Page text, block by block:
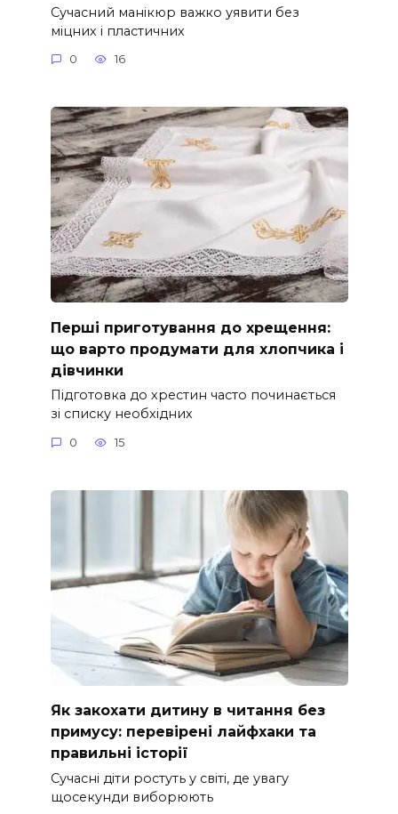
Сучасний манікюр важко уявити без
міцних і пластичних
0 16
Перші приготування до хрещення:
що варто продумати для хлопчика і
дівчинки
Підготовка до хрестин часто починається
зі списку необхідних
0 15
Як закохати дитину в читання без
примусу: перевірені лайфхаки та
правильні історії
Сучасні діти ростуть у світі, де увагу
щосекунди виборюють